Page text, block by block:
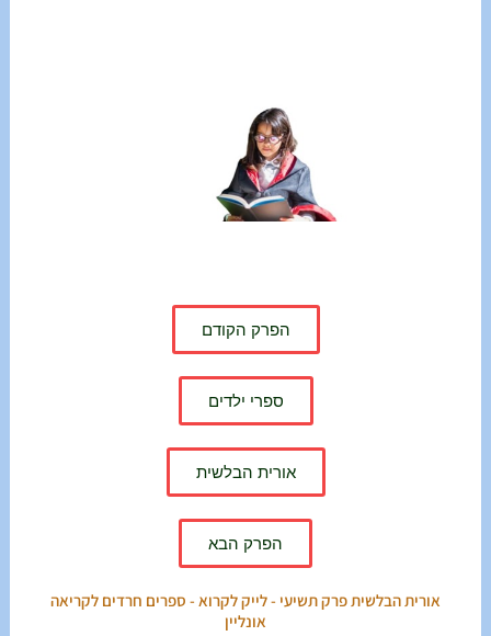
הפרק הקודם
ספרי ילדים
אורית הבלשית
הפרק הבא
אורית הבלשית פרק תשיעי - לייק לקרוא - ספרים חרדים לקריאה
אונליין